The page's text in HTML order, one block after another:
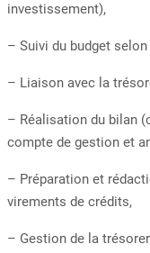
investissement),
– Suivi du budget
– Liaison avec la
– Réalisation du bilan
compte de gestion et
– Préparation et
virements de crédits,
– Gestion de la